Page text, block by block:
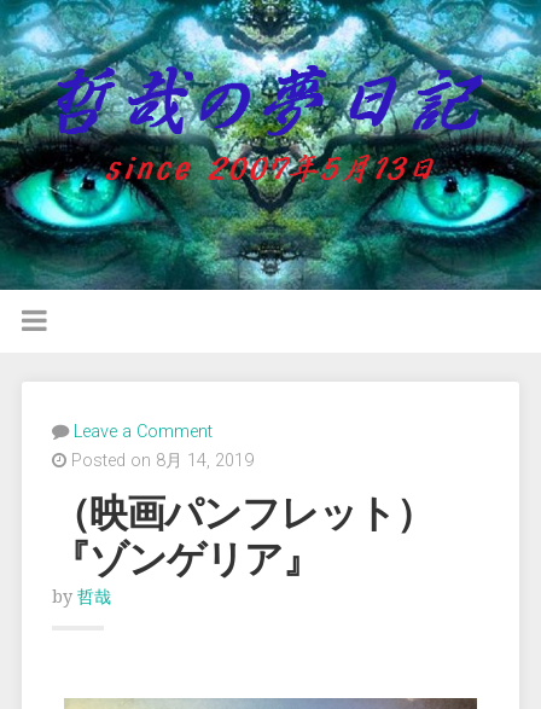
Leave a Comment
Posted on 8月 14, 2019
（映画パンフレット）
『ゾンゲリア』
by 哲哉